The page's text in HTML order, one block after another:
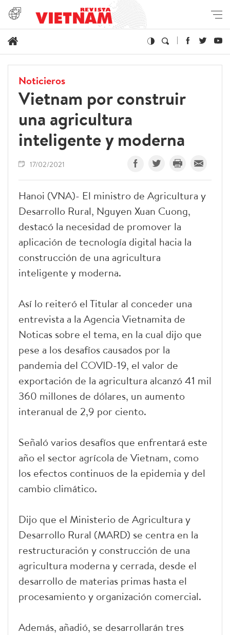
Noticieros
Vietnam por construir
una agricultura
inteligente y moderna
17/02/2021
Hanoi (VNA)- El ministro de Agricultura y
Desarrollo Rural, Nguyen Xuan Cuong,
destacó la necesidad de promover la
aplicación de tecnología digital hacia la
construcción de una agricultura
inteligente y moderna.
Así lo reiteró el Titular al conceder una
entrevista a la Agencia Vietnamita de
Noticas sobre el tema, en la cual dijo que
pese a los desafíos causados por la
pandemia del COVID-19, el valor de
exportación de la agricultura alcanzó 41 mil
360 millones de dólares, un aumento
interanual de 2,9 por ciento.
Señaló varios desafíos que enfrentará este
año el sector agrícola de Vietnam, como
los efectos continuos de la epidemia y del
cambio climático.
Dijo que el Ministerio de Agricultura y
Desarrollo Rural (MARD) se centra en la
restructuración y construcción de una
agricultura moderna y cerrada, desde el
desarrollo de materias primas hasta el
procesamiento y organización comercial.
Además, añadió, se desarrollarán tres